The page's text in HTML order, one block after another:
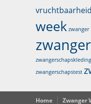
vruchtbaarheid
week zwanger
zwangerschapskleding
zwangerschapstest
Home Zwanger